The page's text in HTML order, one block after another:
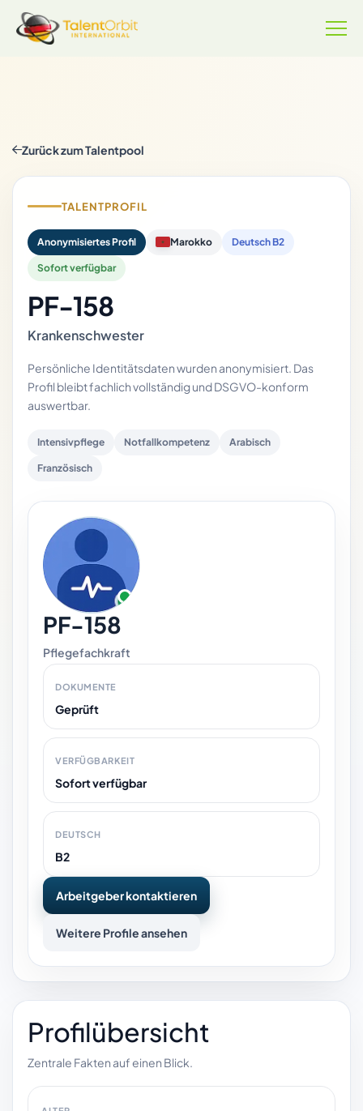
Zurück zum Talentpool
TALENTPROFIL
Anonymisiertes Profil Marokko Deutsch B2
Sofort verfügbar
PF-158
Krankenschwester
Persönliche Identitätsdaten wurden anonymisiert. Das
Profil bleibt fachlich vollständig und DSGVO-konform
auswertbar.
Intensivpflege Notfallkompetenz Arabisch
Französisch
PF-158
Pflegefachkraft
DOKUMENTE
Geprüft
VERFÜGBARKEIT
Sofort verfügbar
DEUTSCH
B2
Arbeitgeber kontaktieren
Weitere Profile ansehen
Profilübersicht
Zentrale Fakten auf einen Blick.